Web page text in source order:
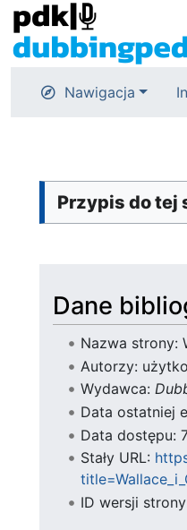
Nawigacja
Przypis do tej
Dane
Nazwa strony:
Autorzy:
Wydawca:
Data ostatniej
Data dostępu:
Stały URL:
ID wersji